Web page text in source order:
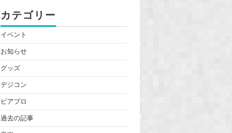
カテゴリー
イベント
お知らせ
グッズ
デジコン
ピアプロ
過去の記事